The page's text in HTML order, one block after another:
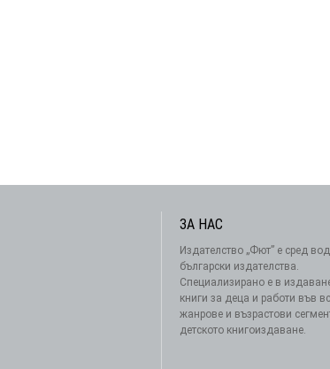
ЗА НАС
Издателство „Фют” е сред
български издателства.
Специализирано е в
книги за деца и работи във
жанрове и възрастови
детското книгоиздаване.